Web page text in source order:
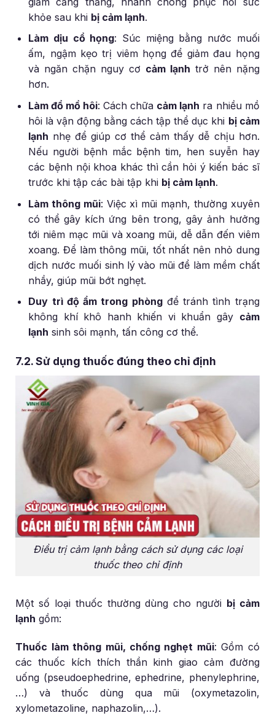
khỏe sau khi bị cảm lạnh.
Làm dịu cổ họng: Súc miệng bằng nước muối
ấm, ngậm kẹo trị viêm họng để giảm đau họng
và ngăn chặn nguy cơ cảm lạnh trở nên nặng
hơn.
Làm đổ mồ hôi: Cách chữa cảm lạnh ra nhiều mồ
hôi là vận động bằng cách tập thể dục khi bị cảm
lạnh nhẹ để giúp cơ thể cảm thấy dễ chịu hơn.
Nếu người bệnh mắc bệnh tim, hen suyễn hay
các bệnh nội khoa khác thì cần hỏi ý kiến bác sĩ
trước khi tập các bài tập khi bị cảm lạnh.
Làm thông mũi: Việc xì mũi mạnh, thường xuyên
có thể gây kích ứng bên trong, gây ảnh hưởng
tới niêm mạc mũi và xoang mũi, dễ dẫn đến viêm
xoang. Để làm thông mũi, tốt nhất nên nhỏ dung
dịch nước muối sinh lý vào mũi để làm mềm chất
nhầy, giúp mũi bớt nghẹt.
Duy trì độ ẩm trong phòngđể tránh tình trạng
không khí khô hanh khiến vi khuẩn gây cảm
lạnh sinh sôi mạnh, tấn công cơ thể.
7.2. Sử dụng thuốc đúng theo chỉ định
Điều trị cảm lạnh bằng cách sử dụng các loại
thuốc theo chỉ định
Một số loại thuốc thường dùng cho người bị cảm
lạnh gồm:
Thuốc làm thông mũi, chống nghẹt mũi: Gồm có
các thuốc kích thích thần kinh giao cảm đường
uống (pseudoephedrine, ephedrine, phenylephrine,
…) và thuốc dùng qua mũi (oxymetazolin,
xylometazoline, naphazolin,…).